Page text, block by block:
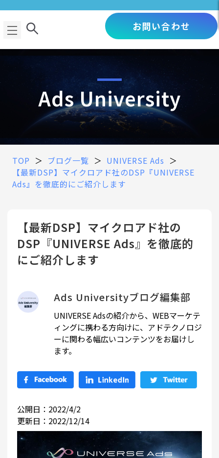
お問い合わせ
Ads University
TOP ＞ ブログ一覧 ＞ UNIVERSE Ads ＞
【最新DSP】マイクロアド社のDSP『UNIVERSE
Ads』を徹底的にご紹介します
【最新DSP】マイクロアド社の
DSP『UNIVERSE Ads』を徹底的
にご紹介します
Ads Universityブログ編集部
UNIVERSE Adsの紹介から、WEBマーケテ
ィングに携わる方向けに、アドテクノロジ
ーに関わる幅広いコンテンツをお届けし
ます。
公開日：2022/4/2
更新日：2022/12/14